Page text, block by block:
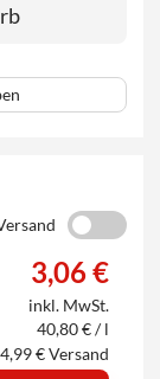
3,06 €
inkl. MwSt.
40,80 € / l
€ Versand